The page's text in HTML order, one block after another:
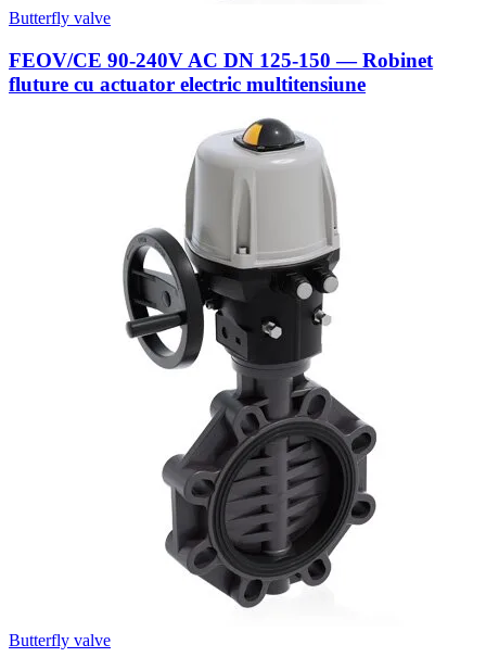
Butterfly valve
FEOV/CE 90-240V AC DN 125-150 — Robinet
fluture cu actuator electric multitensiune
Butterfly valve